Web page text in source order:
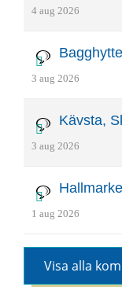
4 aug 2026
3 aug 2026
Kävsta,
3 aug 2026
1 aug 2026
Visa alla